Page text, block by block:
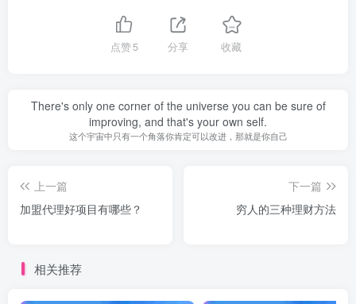
点赞5 分享 收藏
There's only one corner of the universe you can be sure of
improving, and that's your own self.
这个宇宙中只有一个角落你肯定可以改进，那就是你自己
上一篇
加盟代理好项目有哪些？
下一篇
穷人的三种理财方法
相关推荐